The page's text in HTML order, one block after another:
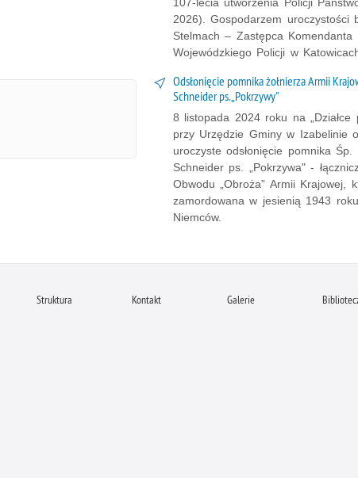
2026). Gospodarzem uroczystości
Stelmach – Zastępca Komendanta
Wojewódzkiego Policji w
Odsłonięcie pomnika żołnierza Armii
Schneider ps. „Pokrzywy"
8 listopada 2024 roku na „Działce
przy Urzędzie Gminy w Izabelinie
uroczyste odsłonięcie pomnika Śp.
Schneider ps. „Pokrzywa" -
Obwodu „Obroża” Armii Krajowej,
zamordowana w jesienią 1943
Niemców.
Struktura Kontakt Galerie